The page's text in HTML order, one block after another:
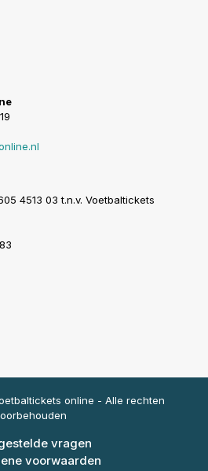
4513 03 t.n.v. Voetbaltickets
online - Alle rechten
vragen
voorwaarden